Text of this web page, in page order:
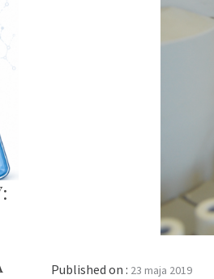
Published on : 23 maja 2019